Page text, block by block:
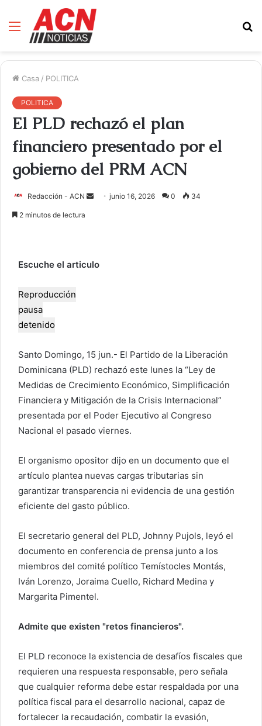
Menú
Casa / POLITICA
POLITICA
El PLD rechazó el plan
financiero presentado por el
gobierno del PRM ACN
Redacción - ACN
r
r
e
c
r
ó
n
i
o
junio 16, 2026 0 34
2 minutos de lectura
Escuche el articulo
Reproducción
pausa
detenido
Santo Domingo, 15 jun.- El Partido de la Liberación
Dominicana (PLD) rechazó este lunes la “Ley de
Medidas de Crecimiento Económico, Simplificación
Financiera y Mitigación de la Crisis Internacional”
presentada por el Poder Ejecutivo al Congreso
Nacional el pasado viernes.
El organismo opositor dijo en un documento que el
artículo plantea nuevas cargas tributarias sin
garantizar transparencia ni evidencia de una gestión
eficiente del gasto público.
El secretario general del PLD, Johnny Pujols, leyó el
documento en conferencia de prensa junto a los
miembros del comité político Temístocles Montás,
Iván Lorenzo, Joraima Cuello, Richard Medina y
Margarita Pimentel.
Admite que existen "retos financieros".
El PLD reconoce la existencia de desafíos fiscales que
requieren una respuesta responsable, pero señala
que cualquier reforma debe estar respaldada por una
política fiscal para el desarrollo nacional, capaz de
fortalecer la recaudación, combatir la evasión,